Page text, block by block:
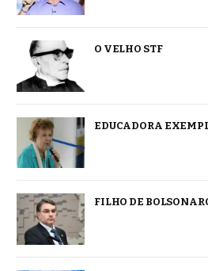
O VELHO STF
EDUCADORA
FILHO DE